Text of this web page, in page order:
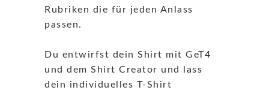
Rubriken die für jeden Anlass
passen.
Du entwirfst dein Shirt mit GeT4
und dem Shirt Creator und lass
dein individuelles T-Shirt